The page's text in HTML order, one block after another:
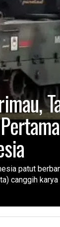
patut
canggih karya